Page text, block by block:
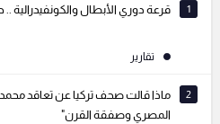
1 قرعة دوري الأبطال
تقارير
2
ماذا قالت صحف تركيا عن تعاقد
المصري وصفقة القرن"